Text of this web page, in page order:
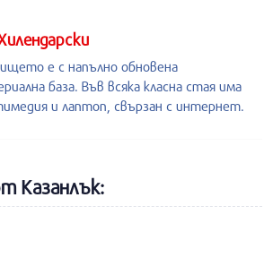
е с напълно обновена
база. Във всяка класна стая има
и лаптоп, свързан с интернет.
Казанлък: